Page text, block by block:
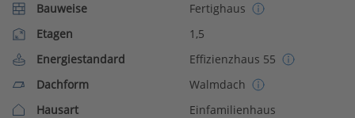
Bauweise
Fertighaus
Etagen
1,5
Energiestandard
Effizienzhaus 55
Dachform
Walmdach
Hausart
Einfamilienhaus